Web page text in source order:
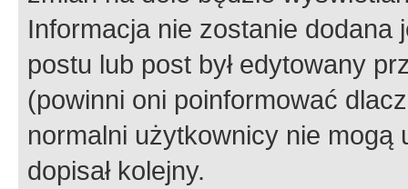
Informacja nie zostanie dodana
postu lub post był edytowany
(powinni oni poinformować
normalni użytkownicy nie
dopisał kolejny.